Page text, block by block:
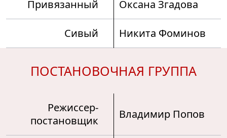
Привязанный Оксана Згадова
Сивый Никита Фоминов
ПОСТАНОВОЧНАЯ ГРУППА
Режиссер-
постановщик
Владимир Попов